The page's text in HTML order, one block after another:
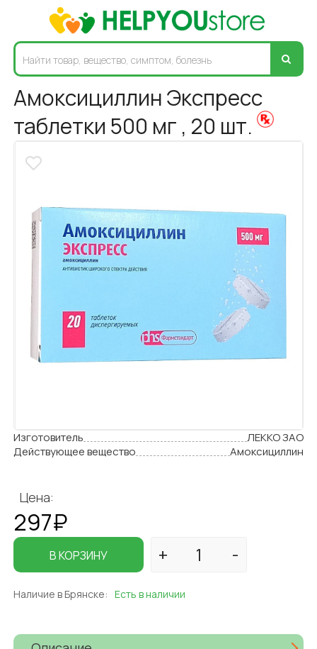
Амоксициллин Экспресс
таблетки 500 мг , 20 шт.
Изготовитель
ЛЕККО ЗАО
Действующее вещество
Амоксициллин
Цена:
297₽
В КОРЗИНУ
Наличие в Брянске: Есть в наличии